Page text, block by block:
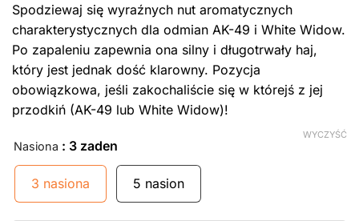
Spodziewaj się wyraźnych nut aromatycznych
charakterystycznych dla odmian AK-49 i White Widow.
Po zapaleniu zapewnia ona silny i długotrwały haj,
który jest jednak dość klarowny. Pozycja
obowiązkowa, jeśli zakochaliście się w którejś z jej
przodkiń (AK-49 lub White Widow)!
Nasiona : 3 zaden
3 nasiona 5 nasion
WYCZYŚĆ